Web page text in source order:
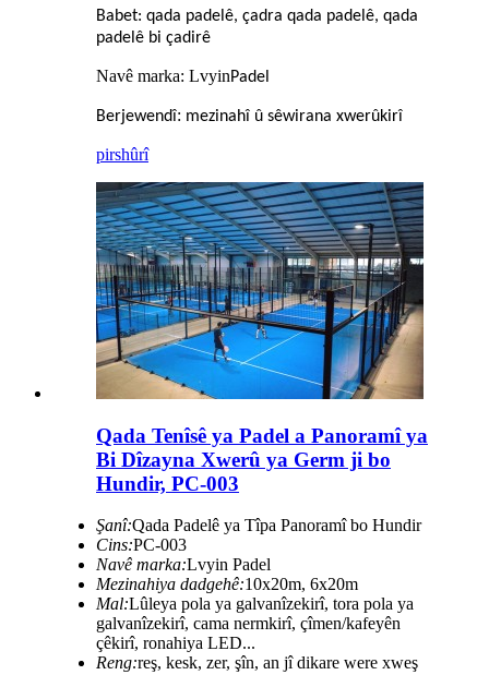
Babet: qada padelê, çadra qada padelê, qada
padelê bi çadirê
Navê marka: LvyinPadel
Berjewendî: mezinahî û sêwirana xwerûkirî
pirshûrî
Qada Tenîsê ya Padel a Panoramî ya
Bi Dîzayna Xwerû ya Germ ji bo
Hundir, PC-003
Şanî:Qada Padelê ya Tîpa Panoramî bo Hundir
Cins:PC-003
Navê marka:Lvyin Padel
Mezinahiya dadgehê:10x20m, 6x20m
Mal:Lûleya pola ya galvanîzekirî, tora pola ya
galvanîzekirî, cama nermkirî, çîmen/kafeyên
çêkirî, ronahiya LED...
Reng:reş, kesk, zer, şîn, an jî dikare were xweş